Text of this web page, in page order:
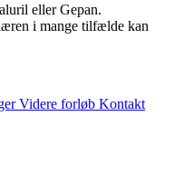
eller Gepan.
i mange tilfælde kan
Videre forløb Kontakt